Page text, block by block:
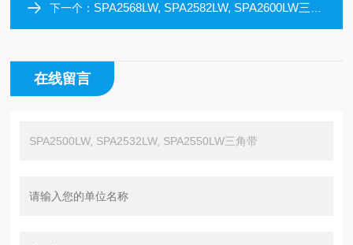
下一个： SPA2568LW, SPA2582LW, SPA2600LW三角带
在线留言